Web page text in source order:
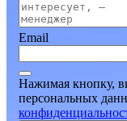
Email
Нажимая кнопку,
персональных